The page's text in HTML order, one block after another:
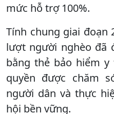
mức hỗ trợ 100%.
Tính chung giai đoạn
lượt người nghèo đã
bằng thẻ bảo hiểm
quyền được chăm
người dân và thực
hội bền vững.